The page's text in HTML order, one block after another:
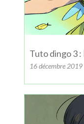
Tuto dingo 3 :
16 décembre 2019